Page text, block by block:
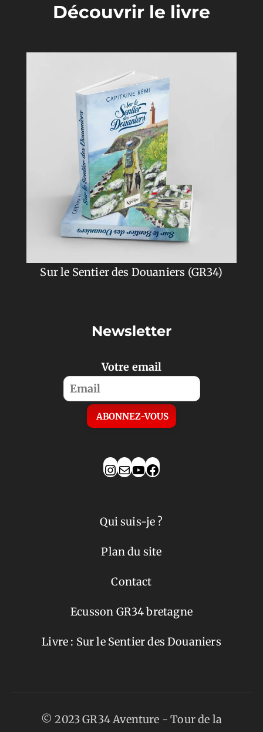
Découvrir le livre
Sur le Sentier des Douaniers (GR34)
Newsletter
Votre email
Qui suis-je ?
Plan du site
Contact
Ecusson GR34 bretagne
Livre : Sur le Sentier des Douaniers
© 2023 GR34 Aventure - Tour de la